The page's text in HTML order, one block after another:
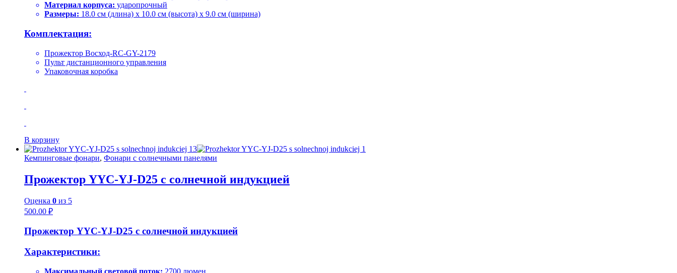
Материал корпуса: ударопрочный
Размеры: 18.0 см (длина) x 10.0 см (высота) x 9.0 см (ширина)
Комплектация:
Прожектор Восход-RC-GY-2179
Пульт дистанционного управления
Упаковочная коробка
В корзину
Кемпинговые фонари, Фонари с солнечными панелями
Прожектор YYC-YJ-D25 с солнечной индукцией
Оценка 0 из 5
500.00 ₽
Прожектор YYC-YJ-D25 с солнечной индукцией
Характеристики:
Максимальный световой поток: 2700 люмен